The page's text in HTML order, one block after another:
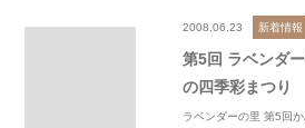
2008.06.23 新着情報
第5回 ラベンダ
の四季彩まつり
ラベンダーの里 第5回